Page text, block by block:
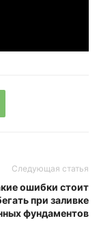
Следующая статья
ошибки стоит
при заливке
фундаментов